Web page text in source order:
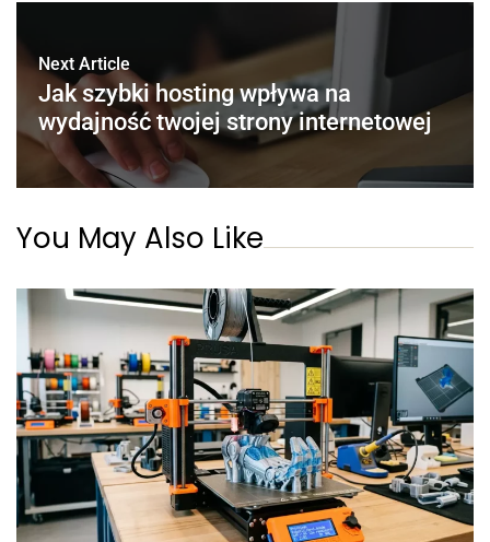
Next Article
Jak szybki hosting wpływa na
wydajność twojej strony internetowej
You May Also Like